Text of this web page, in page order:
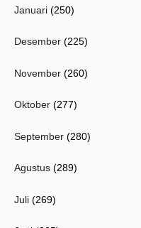
Januari (250)
Desember (225)
November (260)
Oktober (277)
September (280)
Agustus (289)
Juli (269)